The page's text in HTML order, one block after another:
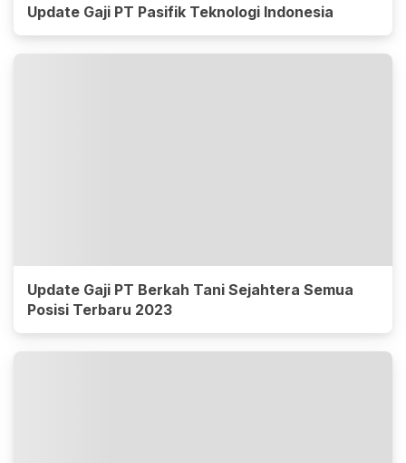
Update Gaji PT Pasifik Teknologi Indonesia
Update Gaji PT Berkah Tani Sejahtera Semua
Posisi Terbaru 2023